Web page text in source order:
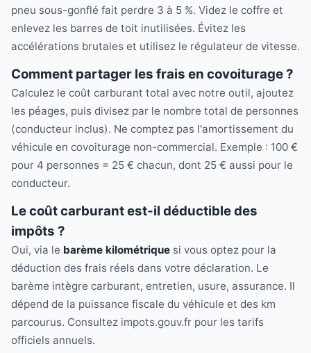
pneu sous-gonflé fait perdre 3 à 5 %. Videz le coffre et
enlevez les barres de toit inutilisées. Évitez les
accélérations brutales et utilisez le régulateur de vitesse.
Comment partager les frais en covoiturage ?
Calculez le coût carburant total avec notre outil, ajoutez
les péages, puis divisez par le nombre total de personnes
(conducteur inclus). Ne comptez pas l'amortissement du
véhicule en covoiturage non-commercial. Exemple : 100 €
pour 4 personnes = 25 € chacun, dont 25 € aussi pour le
conducteur.
Le coût carburant est-il déductible des
impôts ?
Oui, via le barème kilométrique si vous optez pour la
déduction des frais réels dans votre déclaration. Le
barème intègre carburant, entretien, usure, assurance. Il
dépend de la puissance fiscale du véhicule et des km
parcourus. Consultez impots.gouv.fr pour les tarifs
officiels annuels.